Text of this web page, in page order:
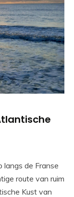
langs de Franse
route van ruim
Kust van